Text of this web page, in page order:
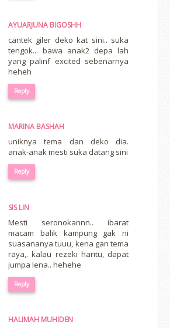
AYUARJUNA BIGOSHH
cantek giler deko kat sini.. suka
tengok... bawa anak2 depa lah
yang palinf excited sebenarnya
heheh
Reply
MARINA BASHAH
uniknya tema dan deko dia.
anak-anak mesti suka datang sini
Reply
SIS LIN
Mesti seronokannn.. ibarat
macam balik kampung gak ni
suasananya tuuu, kena gan tema
raya,. kalau rezeki haritu, dapat
jumpa Iena.. hehehe
Reply
HALIMAH MUHIDEN